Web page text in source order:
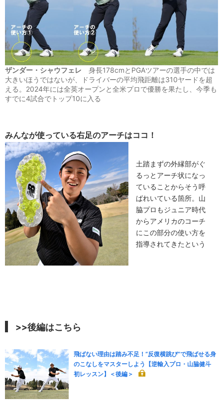
ザンダー・シャウフェレ 身長178cmとPGAツアーの選手の中では
大きいほうではないが、ドライバーの平均飛距離は310ヤードを超
える。2024年には全英オープンと全米プロで優勝を果たし、今季も
すでに4試合でトップ10に入る
みんなが使っている右足のアーチはココ！
土踏まずの外縁部がぐ
るっとアーチ状になっ
ていることからそう呼
ばれいている箇所。山
脇プロもジュニア時代
からアメリカのコーチ
にこの部分の使い方を
指導されてきたという
>>後編はこちら
飛ばない理由は踏み不足！“反復横跳び”で飛ばせる身
のこなしをマスターしよう【逆輸入プロ・山脇健斗
初レッスン】＜後編＞